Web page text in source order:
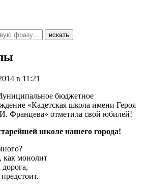
искать
в 11:21
бюджетное
«Кадетская школа имени Героя
Францева» отметила свой юбилей!
школе нашего города!
как монолит